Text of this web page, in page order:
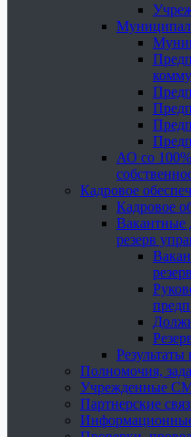
АО со
Кадровое
Кадровое
Вакантные
резерв
Результаты
Полномочия,
Учрежденные
Партнерские